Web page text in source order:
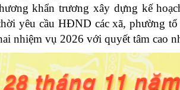
khẩn trương xây dựng kế
yêu cầu HĐND các xã, phường
nhiệm vụ 2026 với quyết tâm cao